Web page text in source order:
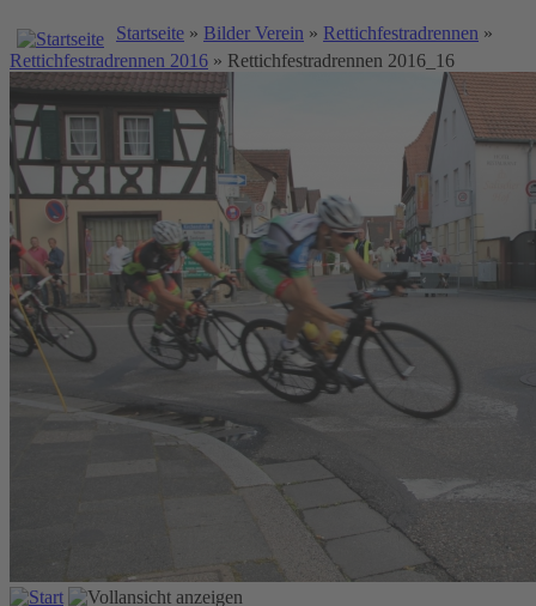
Startseite » Bilder Verein » Rettichfestradrennen »
Rettichfestradrennen 2016 » Rettichfestradrennen 2016_16